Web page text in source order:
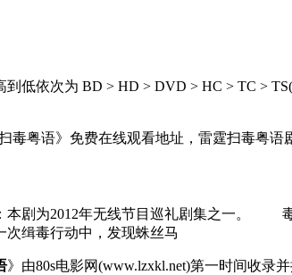
低依次为 BD > HD > DVD > HC > TC >
毒粤语》免费在线观看地址，雷霆扫毒粤
本剧为2012年无线节目巡礼剧集之一。 毒
次缉毒行动中，发现蛛丝马
》由80s电影网(www.lzxkl.net)第一时间收录